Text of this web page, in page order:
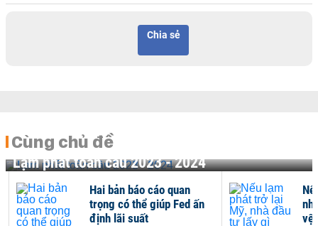
Chia sẻ
Cùng chủ đề
Lạm phát toàn cầu 2023 - 2024
Hai bản báo cáo quan
trọng có thể giúp Fed ấn
định lãi suất
vệ?